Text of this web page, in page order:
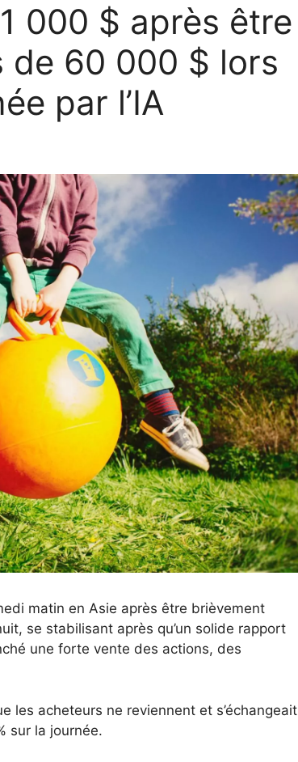
000 $ après être
de 60 000 $ lors
par l’IA
matin en Asie après être brièvement
se stabilisant après qu’un solide rapport
une forte vente des actions, des
les acheteurs ne reviennent et s’échangeait
sur la journée.